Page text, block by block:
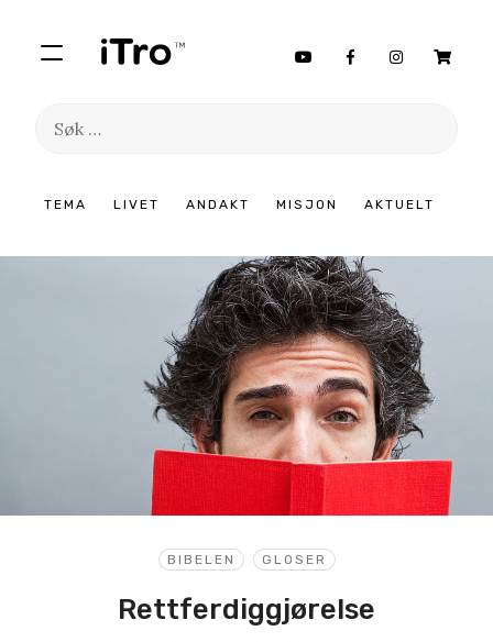
TEMA LIVET ANDAKT MISJON AKTUELT
Søk
innhold
BIBELEN GLOSER
Rettferdiggjørelse